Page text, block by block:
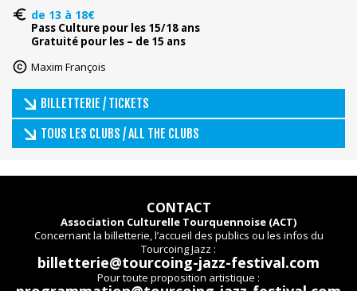
de 13 à 18€
Pass Culture pour les 15/18 ans
Gratuité pour les – de 15 ans
Maxim François
BILLETTERIE / TICKETS
TOUS LES CLUBS / ALL THE CLUBS
CONTACT
Association Culturelle Tourquennoise (ACT)
Concernant la billetterie, l’accueil des publics ou les infos du
Tourcoing Jazz :
billetterie@tourcoing-jazz-festival.com
Pour toute proposition artistique :